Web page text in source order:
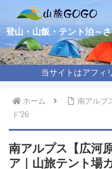
登山・山飯・テント泊～
当サイトはアフィ
ホーム
南アルプ
ド'26
南アルプス【広河
ア｜山旅テント場